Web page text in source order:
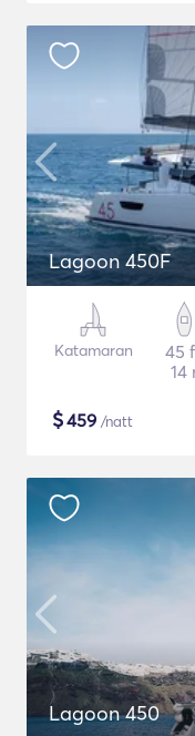
Lagoon 450F
Katamaran
45
14
$459 /natt
Lagoon 450